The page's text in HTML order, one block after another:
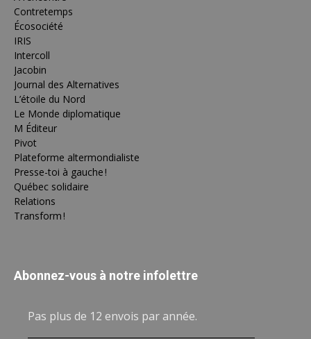
Contretemps
Écosociété
IRIS
Intercoll
Jacobin
Journal des Alternatives
L’étoile du Nord
Le Monde diplomatique
M Éditeur
Pivot
Plateforme altermondialiste
Presse-toi à gauche !
Québec solidaire
Relations
Transform !
Abonnez-vous à notre infolettre
Pas plus de 12 envois par année.